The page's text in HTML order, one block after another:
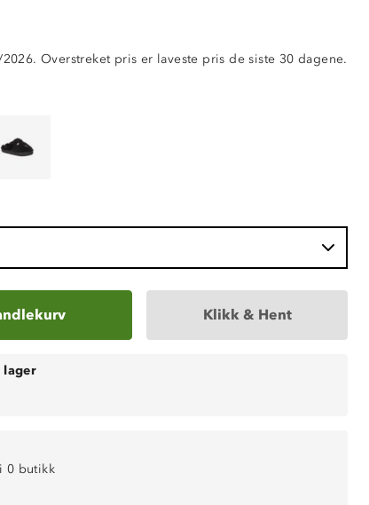
Overstreket pris er laveste pris de siste 30 dagene.
Klikk & Hent
lager
0 butikk